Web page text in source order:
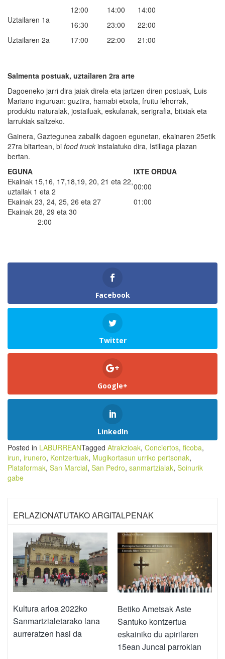
Uztailaren 1a
12:00
16:30
14:00
23:00
14:00
22:00
Uztailaren 2a
17:00 22:00 21:00
Salmenta postuak, uztailaren 2ra arte
Dagoeneko jarri dira jaiak direla-eta jartzen diren postuak, Luis
Mariano inguruan: guztira, hamabi etxola, fruitu lehorrak,
produktu naturalak, jostailuak, eskulanak, serigrafia, bitxiak eta
larrukiak saltzeko.
Gainera, Gaztegunea zabalik dagoen egunetan, ekainaren 25etik
27ra bitartean, bi food truck instalatuko dira, Istillaga plazan
bertan.
EGUNA
IXTE ORDUA
Ekainak 15,16, 17,18,19, 20, 21 eta 22,
uztailak 1 eta 2
00:00
Ekainak 23, 24, 25, 26 eta 27
01:00
Ekainak 28, 29 eta 30
2:00
Facebook
Twitter
Google+
LinkedIn
Posted in LABURREANTagged Atrakzioak, Conciertos, ficoba,
irun, irunero, Kontzertuak, Mugikortasun urriko pertsonak,
Plataformak, San Marcial, San Pedro, sanmartzialak, Soinurik
gabe
ERLAZIONATUTAKO ARGITALPENAK
Kultura arloa 2022ko
Sanmartzialetarako lana
aurreratzen hasi da
Betiko Ametsak Aste
Santuko kontzertua
eskainiko du apirilaren
15ean Juncal parrokian